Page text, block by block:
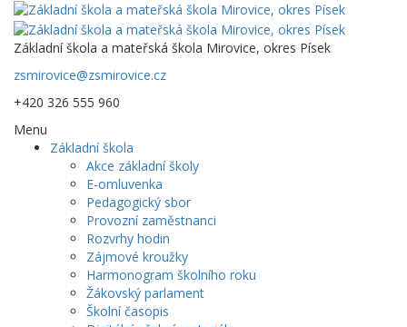
Základní škola a mateřská škola Mirovice, okres Písek
zsmirovice@zsmirovice.cz
+420 326 555 960
Menu
Základní škola
Akce základní školy
E-omluvenka
Pedagogický sbor
Provozní zaměstnanci
Rozvrhy hodin
Zájmové kroužky
Harmonogram školního roku
Žákovský parlament
Školní časopis